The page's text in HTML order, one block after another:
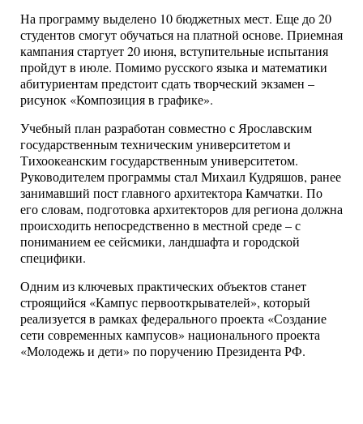
На программу выделено 10 бюджетных мест. Еще до 20
студентов смогут обучаться на платной основе. Приемная
кампания стартует 20 июня, вступительные испытания
пройдут в июле. Помимо русского языка и математики
абитуриентам предстоит сдать творческий экзамен –
рисунок «Композиция в графике».
Учебный план разработан совместно сЯрославским
государственным техническим университетоми
Тихоокеанским государственным университетом.
Руководителем программы сталМихаил Кудряшов, ранее
занимавший пост главного архитектора Камчатки. По
его словам, подготовка архитекторов для региона должна
происходить непосредственно в местной среде – с
пониманием ее сейсмики, ландшафта и городской
специфики.
Одним из ключевых практических объектов станет
строящийся «Кампус первооткрывателей», который
реализуется в рамках федерального проекта «Создание
сети современных кампусов» национального проекта
«Молодежь и дети» по поручению Президента РФ.